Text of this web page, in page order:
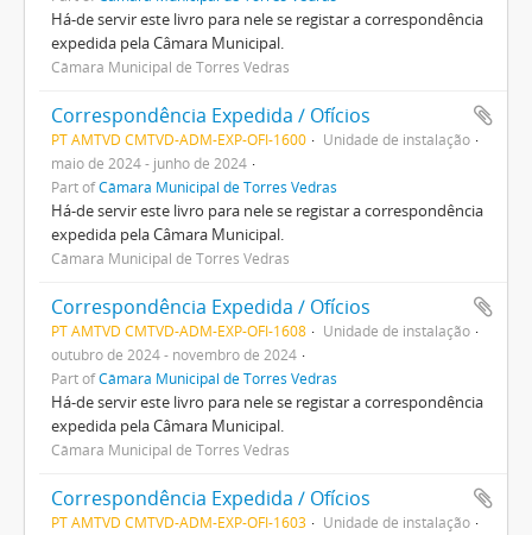
Há-de servir este livro para nele se registar a correspondência
expedida pela Câmara Municipal.
Câmara Municipal de Torres Vedras
Correspondência Expedida / Ofícios
PT AMTVD CMTVD-ADM-EXP-OFI-1600
Unidade de instalação
maio de 2024 - junho de 2024
Part ofCâmara Municipal de Torres Vedras
Há-de servir este livro para nele se registar a correspondência
expedida pela Câmara Municipal.
Câmara Municipal de Torres Vedras
Correspondência Expedida / Ofícios
PT AMTVD CMTVD-ADM-EXP-OFI-1608
Unidade de instalação
outubro de 2024 - novembro de 2024
Part ofCâmara Municipal de Torres Vedras
Há-de servir este livro para nele se registar a correspondência
expedida pela Câmara Municipal.
Câmara Municipal de Torres Vedras
Correspondência Expedida / Ofícios
PT AMTVD CMTVD-ADM-EXP-OFI-1603
Unidade de instalação